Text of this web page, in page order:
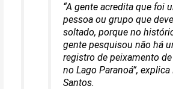
“A gente acredita que foi
pessoa ou grupo que
soltado, porque no
gente pesquisou não há
registro de peixamento
no Lago Paranoá”,
Santos.